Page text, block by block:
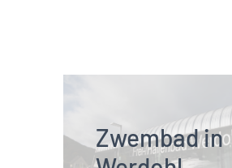
Zwembad in